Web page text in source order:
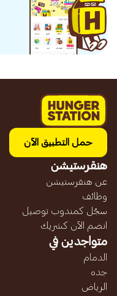
حمل التطبيق الآن
هنقرستيشن
عن هنقرستيشن
وظائف
سجّل كمندوب توصيل
انضم الآن كشريك
متواجدين في
الدمام
جده
الرياض